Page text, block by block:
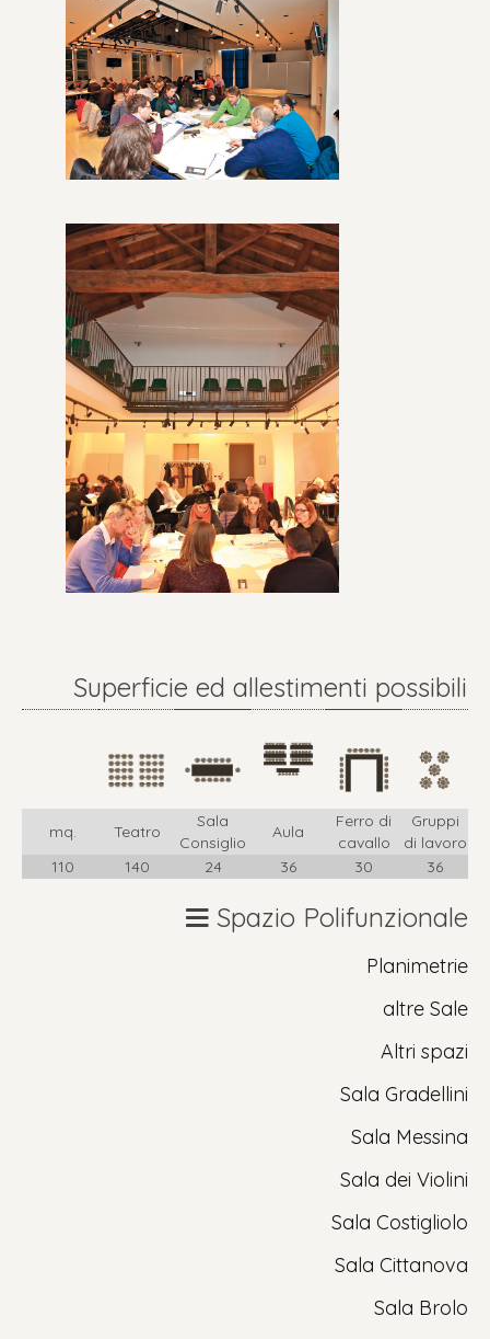
Superficie ed allestimenti possibili
mq. Teatro
Sala
Consiglio
Aula
Ferro di
cavallo
Gruppi
di lavoro
110
140 24 36 30 36
Spazio Polifunzionale
Planimetrie
altre Sale
Altri spazi
Sala Gradellini
Sala Messina
Sala dei Violini
Sala Costigliolo
Sala Cittanova
Sala Brolo